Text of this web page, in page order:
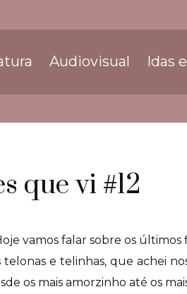
Audiovisual Idas
que vi #12
vamos falar sobre os últimos
e telinhas, que achei
os mais amorzinho até os